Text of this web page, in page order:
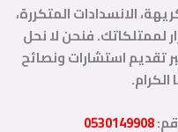
الانسدادات المتكررة،
لممتلكاتك. فنحن لا نحل
تقديم استشارات ونصائح
الكرام.
0530149908